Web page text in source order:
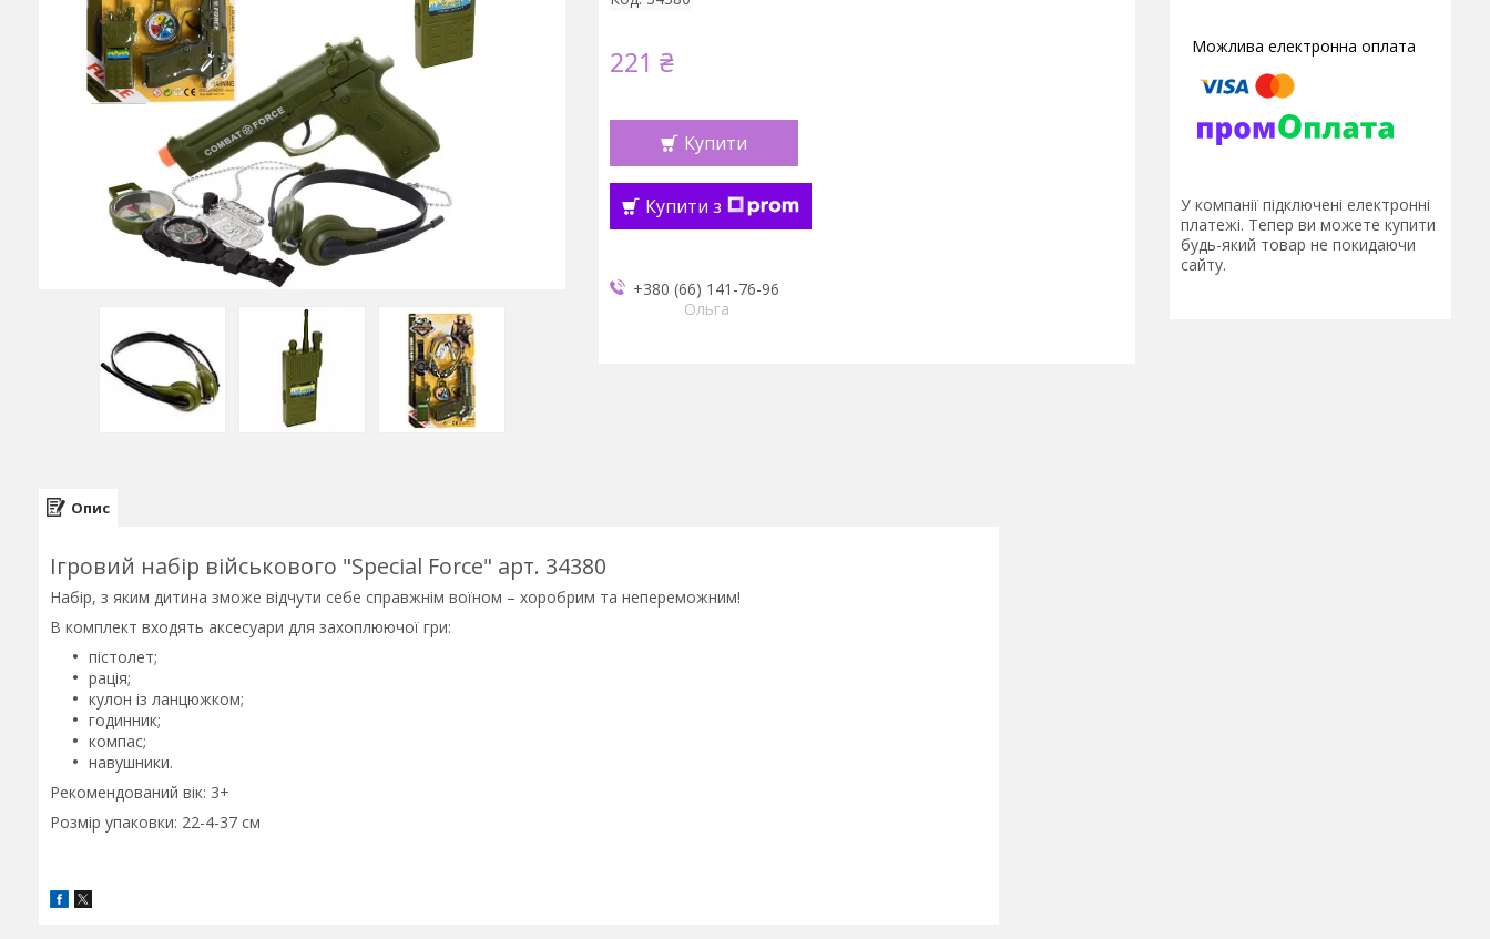
221 ₴
Купити
Купити з
+380 (66) 141-76-96
Ольга
У компанії підключені електронні
платежі. Тепер ви можете купити
будь-який товар не покидаючи
сайту.
Опис
Ігровий набір військового "Special Force" арт. 34380
Набір, з яким дитина зможе відчути себе справжнім воїном – хоробрим та непереможним!
В комплект входять аксесуари для захоплюючої гри:
пістолет;
рація;
кулон із ланцюжком;
годинник;
компас;
навушники.
Рекомендований вік: 3+
Розмір упаковки: 22-4-37 см